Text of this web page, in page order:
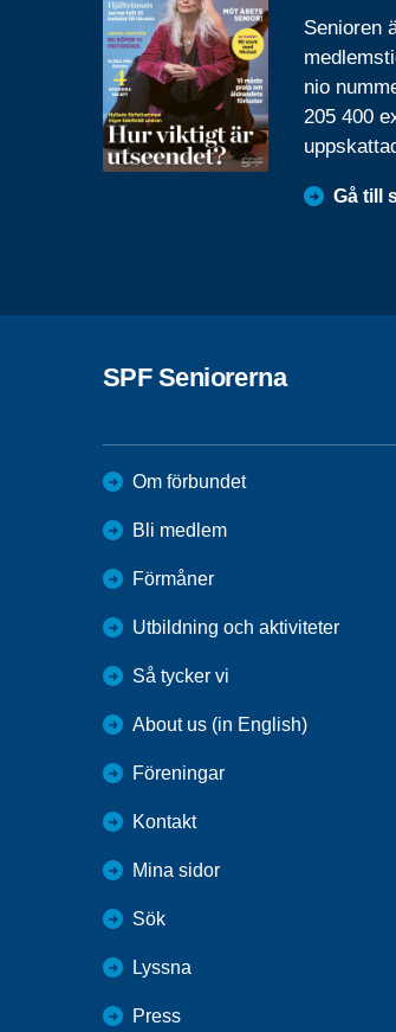
Senioren
nio
205 400
Gå till
SPF Seniorerna
Om förbundet
Bli medlem
Förmåner
Utbildning och aktiviteter
Så tycker vi
About us (in English)
Föreningar
Kontakt
Mina sidor
Sök
Lyssna
Press